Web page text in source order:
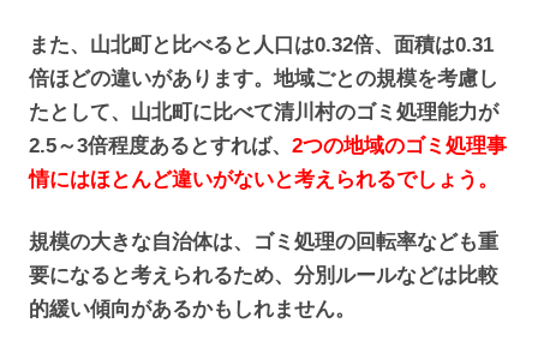
また、山北町と比べると人口は0.32倍、面積は0.31
倍ほどの違いがあります。地域ごとの規模を考慮し
たとして、山北町に比べて清川村のゴミ処理能力が
2.5～3倍程度あるとすれば、 2つの地域のゴミ処理事
情にはほとんど違いがないと考えられるでしょう。
規模の大きな自治体は、ゴミ処理の回転率なども重
要になると考えられるため、分別ルールなどは比較
的緩い傾向があるかもしれません。